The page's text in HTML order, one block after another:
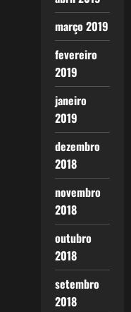
março 2019
fevereiro
2019
janeiro
2019
dezembro
2018
novembro
2018
outubro
2018
setembro
2018